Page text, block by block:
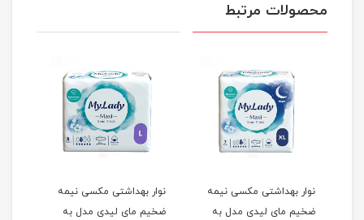
محصولات مرتبط
نوار بهداشتی مکسی نیمه
ضخیم مای لیدی مدل به
نوار بهداشتی مکسی نیمه
ضخیم مای لیدی مدل به